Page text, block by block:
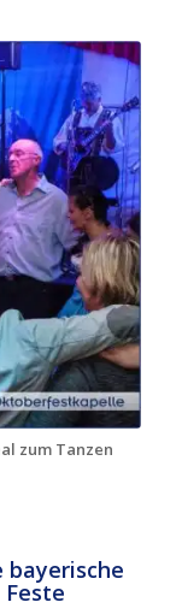
zum Tanzen
bayerische